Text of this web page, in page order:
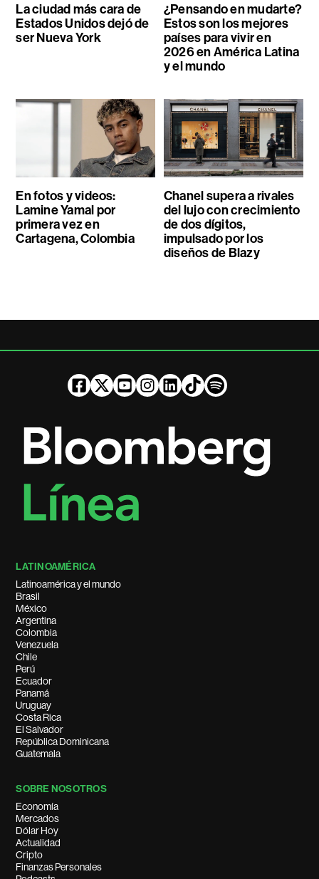
La ciudad más cara de
Estados Unidos dejó de
ser Nueva York
¿Pensando en mudarte?
Estos son los mejores
países para vivir en
2026 en América Latina
y el mundo
En fotos y videos:
Lamine Yamal por
primera vez en
Cartagena, Colombia
Chanel supera a rivales
del lujo con crecimiento
de dos dígitos,
impulsado por los
diseños de Blazy
LATINOAMÉRICA
Latinoamérica y el mundo
Brasil
México
Argentina
Colombia
Venezuela
Chile
Perú
Ecuador
Panamá
Uruguay
Costa Rica
El Salvador
República Dominicana
Guatemala
SOBRE NOSOTROS
Economía
Mercados
Dólar Hoy
Actualidad
Cripto
Finanzas Personales